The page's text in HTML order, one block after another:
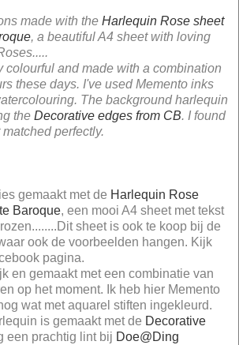
made with the Harlequin Rose sheet
, a beautiful A4 sheet with loving
colourful and made with a combination
these days. I've used Memento inks
The background harlequin
the Decorative edges from CB. I found
perfectly.
gemaakt met de Harlequin Rose
Baroque, een mooi A4 sheet met tekst
sheet is ook te koop bij de
ook de voorbeelden hangen. Kijk
pagina.
en gemaakt met een combinatie van
op het moment. Ik heb hier Memento
wat met aquarel stiften ingekleurd.
is gemaakt met de Decorative
een prachtig lint bij Doe@Ding